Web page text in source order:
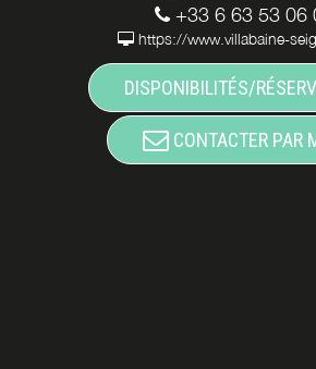
+33 6 63 53 06
https://www.villabaine-
DISPONIBILITÉS/
CONTACTER PAR